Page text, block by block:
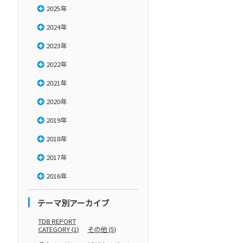
2025年
2024年
2023年
2022年
2021年
2020年
2019年
2018年
2017年
2016年
テーマ別アーカイブ
TDB REPORT
CATEGORY(1) その他(5)